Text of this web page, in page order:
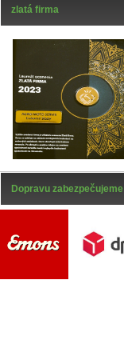
zlatá firma
Dopravu zabezpečujeme